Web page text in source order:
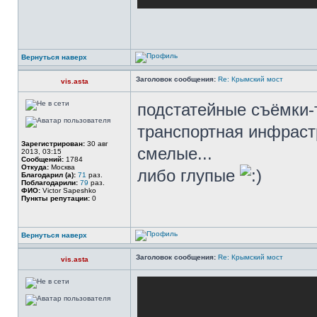
Вернуться наверх
vis.asta Заголовок сообщения: Re: Крымский мост
Зарегистрирован: 30 авг
2013, 03:15
Сообщений: 1784
Откуда: Москва
Благодарил (а): 71 раз.
Поблагодарили: 79 раз.
ФИО: Victor Sapeshko
Пункты репутации: 0
подстатейные съёмки-
транспортная
смелые...
либо глупые
Вернуться наверх
vis.asta Заголовок сообщения: Re: Крымский мост